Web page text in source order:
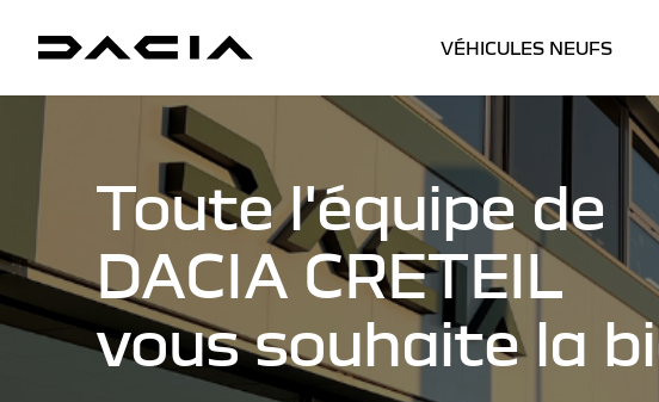
VÉHICULES NEUFS
Toute l'équipe de
DACIA CRETEIL
vous souhaite la